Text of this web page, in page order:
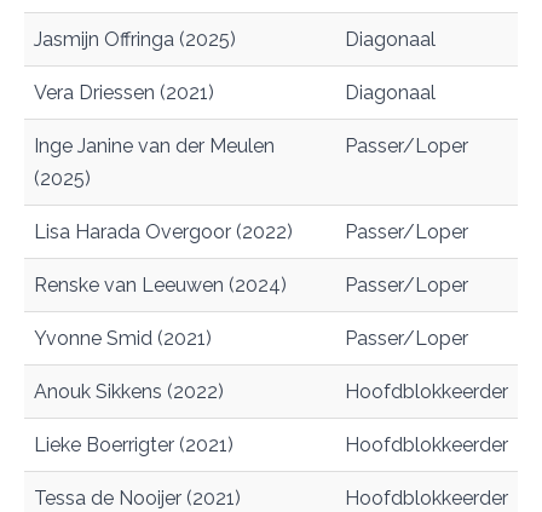
Jasmijn Offringa (2025) Diagonaal
Vera Driessen (2021) Diagonaal
Inge Janine van der Meulen
(2025)
Passer/Loper
Lisa Harada Overgoor (2022) Passer/Loper
Renske van Leeuwen (2024) Passer/Loper
Yvonne Smid (2021) Passer/Loper
Anouk Sikkens (2022) Hoofdblokkeerder
Lieke Boerrigter (2021) Hoofdblokkeerder
Tessa de Nooijer (2021) Hoofdblokkeerder